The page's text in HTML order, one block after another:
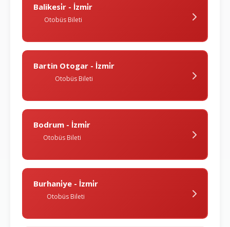
Balikesi̇r - İzmi̇r
Otobüs Bileti
Bartin Otogar - İzmi̇r
Otobüs Bileti
Bodrum - İzmi̇r
Otobüs Bileti
Burhani̇ye - İzmi̇r
Otobüs Bileti